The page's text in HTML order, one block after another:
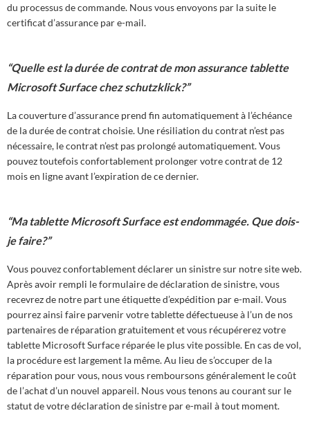
du processus de commande. Nous vous envoyons par la suite le
certificat d’assurance par e-mail.
“Quelle est la durée de contrat de mon assurance tablette
Microsoft Surface chez schutzklick?”
La couverture d’assurance prend fin automatiquement à l’échéance
de la durée de contrat choisie. Une résiliation du contrat n’est pas
nécessaire, le contrat n’est pas prolongé automatiquement. Vous
pouvez toutefois confortablement prolonger votre contrat de 12
mois en ligne avant l’expiration de ce dernier.
“Ma tablette Microsoft Surface est endommagée. Que dois-
je faire?”
Vous pouvez confortablement déclarer un sinistre sur notre site web.
Après avoir rempli le formulaire de déclaration de sinistre, vous
recevrez de notre part une étiquette d’expédition par e-mail. Vous
pourrez ainsi faire parvenir votre tablette défectueuse à l’un de nos
partenaires de réparation gratuitement et vous récupérerez votre
tablette Microsoft Surface réparée le plus vite possible. En cas de vol,
la procédure est largement la même. Au lieu de s’occuper de la
réparation pour vous, nous vous remboursons généralement le coût
de l’achat d’un nouvel appareil. Nous vous tenons au courant sur le
statut de votre déclaration de sinistre par e-mail à tout moment.